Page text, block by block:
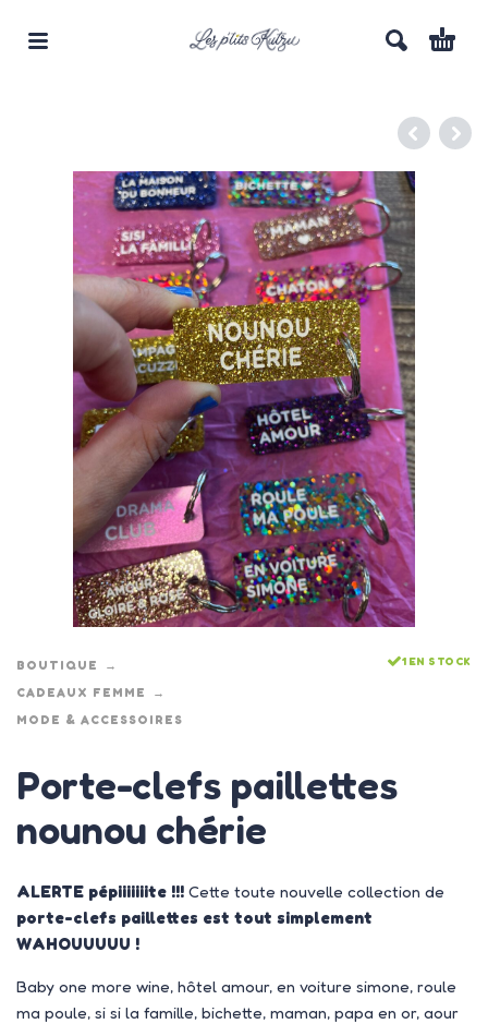
BOUTIQUE
CADEAUX FEMME
MODE & ACCESSOIRES
1 EN STOCK
Porte-clefs paillettes
nounou chérie
ALERTE pépiiiiiiite !!! Cette toute nouvelle collection de
porte-clefs paillettes est tout simplement
WAHOUUUUU !
Baby one more wine, hôtel amour, en voiture simone, roule
ma poule, si si la famille, bichette, maman, papa en or, aour